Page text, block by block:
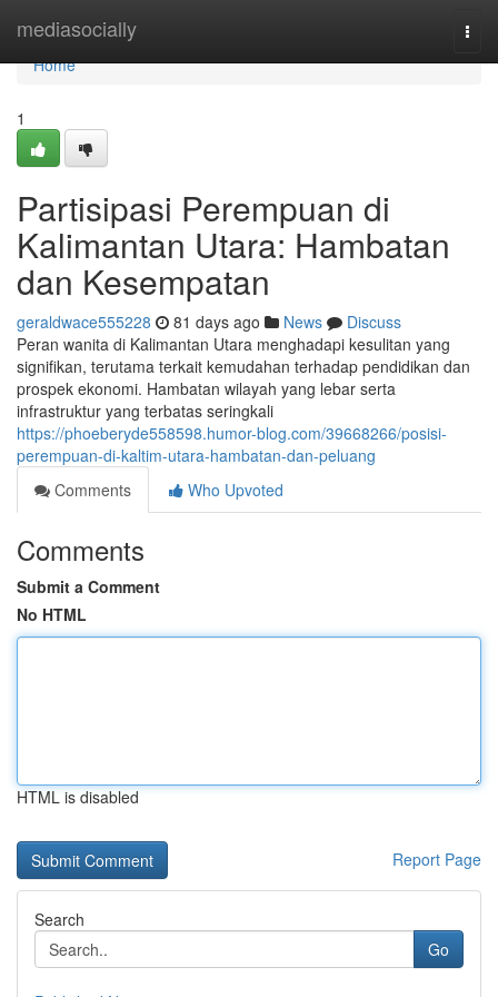
mediasocially
Home
Home
1
Partisipasi Perempuan di
Kalimantan Utara: Hambatan
dan Kesempatan
geraldwace555228 81 days ago News
Discuss
Peran wanita di Kalimantan Utara menghadapi kesulitan yang
signifikan, terutama terkait kemudahan terhadap pendidikan dan
prospek ekonomi. Hambatan wilayah yang lebar serta
infrastruktur yang terbatas seringkali
https://phoeberyde558598.humor-blog.com/39668266/posisi-
perempuan-di-kaltim-utara-hambatan-dan-peluang
Comments
Who Upvoted
Comments
Submit a Comment
No HTML
HTML is disabled
Report Page
Search
Go